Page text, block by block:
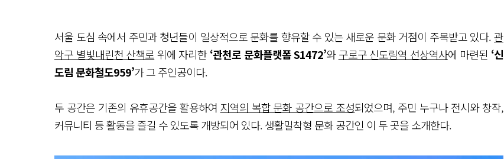
서울 도심 속에서 주민과 청년들이 일상적으로 문화를 향유할 수 있는 새로운 문화 거점이 주목받고 있다.관
악구 별빛내린천 산책로위에 자리한 ‘관천로 문화플랫폼 S1472’와구로구 신도림역 선상역사에 마련된 ‘신
도림 문화철도959’가 그 주인공이다.
두 공간은 기존의 유휴공간을 활용하여 지역의 복합 문화 공간으로 조성되었으며, 주민 누구나 전시와 창작,
커뮤니티 등 활동을 즐길 수 있도록 개방되어 있다. 생활밀착형 문화 공간인 이 두 곳을 소개한다.